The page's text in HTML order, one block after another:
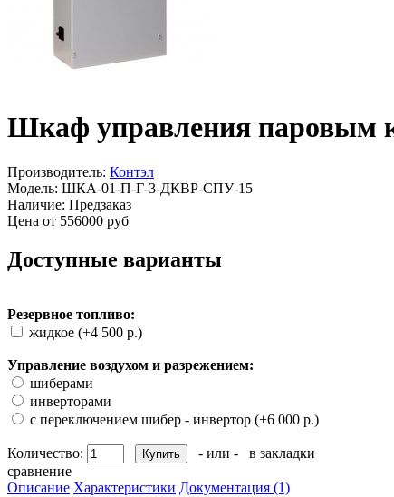
Шкаф управления паровым
Производитель: Контэл
Модель: ШКА-01-П-Г-3-ДКВР-СПУ-15
Наличие: Предзаказ
Цена от 556000 руб
Доступные варианты
Резервное топливо:
жидкое (+4 500 р.)
Управление воздухом и разрежением:
шиберами
инверторами
с переключением шибер - инвертор (+6 000 р.)
Количество: - или -
в закладки
сравнение
Описание Характеристики Документация (1)